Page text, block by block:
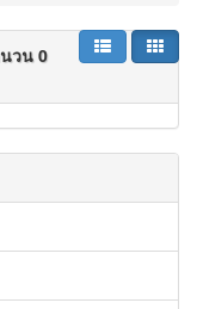
วน 0